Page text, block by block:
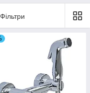
Фільтри